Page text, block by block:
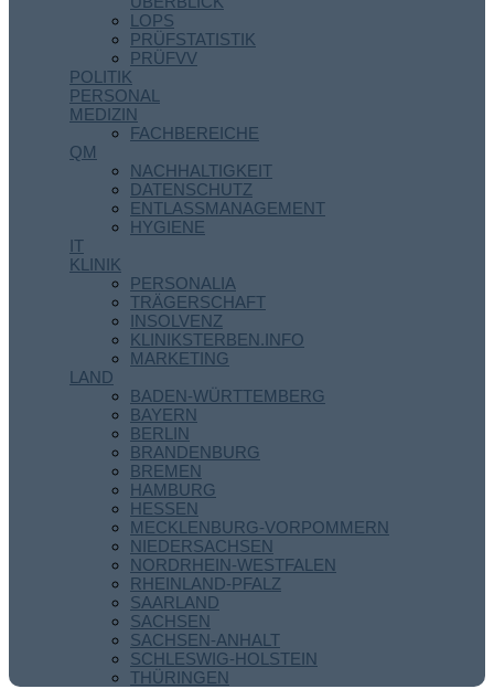
LOPS
PRÜFSTATISTIK
PRÜFVV
POLITIK
PERSONAL
MEDIZIN
FACHBEREICHE
QM
NACHHALTIGKEIT
DATENSCHUTZ
ENTLASSMANAGEMENT
HYGIENE
IT
KLINIK
PERSONALIA
TRÄGERSCHAFT
INSOLVENZ
KLINIKSTERBEN.INFO
MARKETING
LAND
BADEN-WÜRTTEMBERG
BAYERN
BERLIN
BRANDENBURG
BREMEN
HAMBURG
HESSEN
MECKLENBURG-VORPOMMERN
NIEDERSACHSEN
NORDRHEIN-WESTFALEN
RHEINLAND-PFALZ
SAARLAND
SACHSEN
SACHSEN-ANHALT
SCHLESWIG-HOLSTEIN
THÜRINGEN